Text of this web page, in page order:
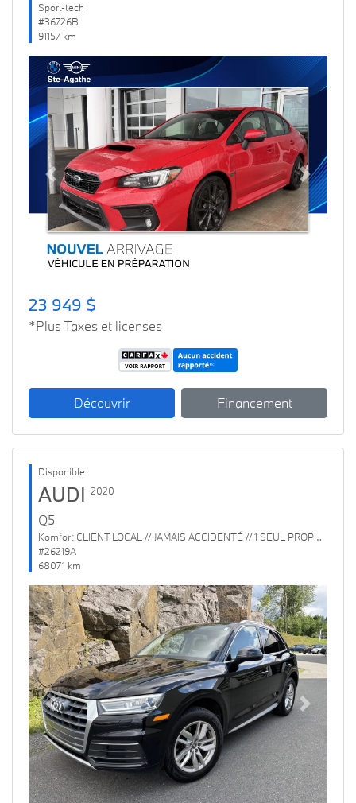
Sport-tech
#36726B
91157 km
Previous Next
23 949 $
*Plus Taxes et licenses
Découvrir Financement
Disponible
AUDI 2020
Q5
Komfort CLIENT LOCAL // JAMAIS ACCIDENTÉ // 1 SEUL PROPRIO
#26219A
68071 km
Previous Next